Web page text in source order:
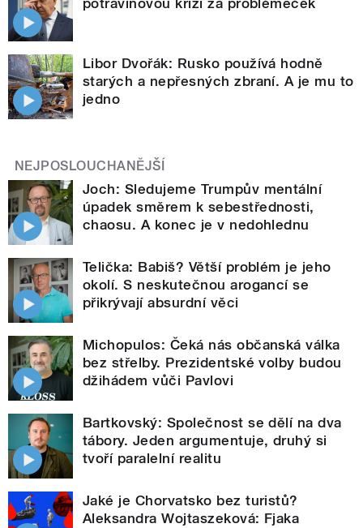
potravinovou krizi za problémeček
Libor Dvořák: Rusko používá hodně
starých a nepřesných zbraní. A je mu to
jedno
NEJPOSLOUCHANĚJŠÍ
Joch: Sledujeme Trumpův mentální
úpadek směrem k sebestřednosti,
chaosu. A konec je v nedohlednu
Telička: Babiš? Větší problém je jeho
okolí. S neskutečnou arogancí se
přikrývají absurdní věci
Michopulos: Čeká nás občanská válka
bez střelby. Prezidentské volby budou
džihádem vůči Pavlovi
Bartkovský: Společnost se dělí na dva
tábory. Jeden argumentuje, druhý si
tvoří paralelní realitu
Jaké je Chorvatsko bez turistů?
Aleksandra Wojtaszeková: Fjaka